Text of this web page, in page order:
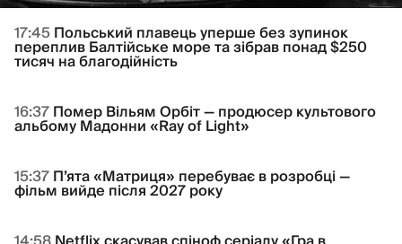
17:45Польський плавець уперше без зупинок
переплив Балтійське море та зібрав понад $250
тисяч на благодійність
16:37Помер Вільям Орбіт — продюсер культового
альбому Мадонни «Ray of Light»
15:37П’ята «Матриця» перебуває в розробці —
фільм вийде після 2027 року